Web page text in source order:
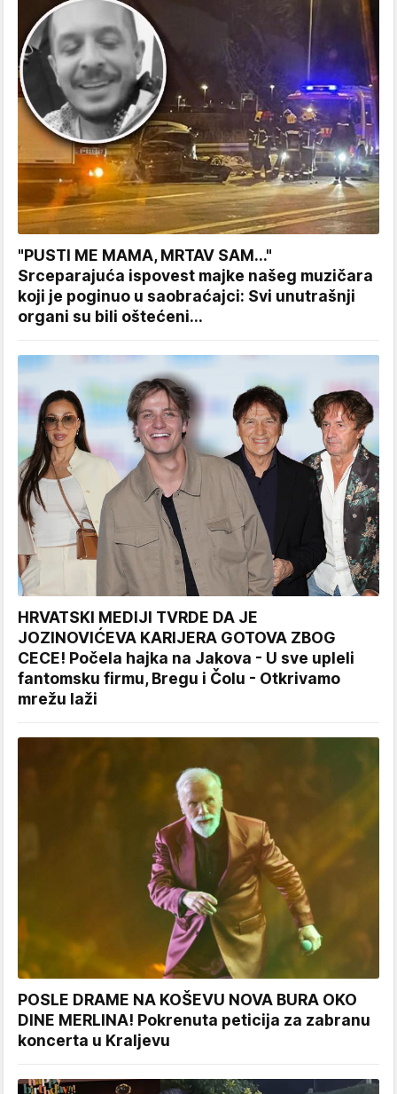
"PUSTI ME MAMA, MRTAV SAM..."
Srceparajuća ispovest majke našeg muzičara
koji je poginuo u saobraćajci: Svi unutrašnji
organi su bili oštećeni...
HRVATSKI MEDIJI TVRDE DA JE
JOZINOVIĆEVA KARIJERA GOTOVA ZBOG
CECE! Počela hajka na Jakova - U sve upleli
fantomsku firmu, Bregu i Čolu - Otkrivamo
mrežu laži
POSLE DRAME NA KOŠEVU NOVA BURA OKO
DINE MERLINA! Pokrenuta peticija za zabranu
koncerta u Kraljevu